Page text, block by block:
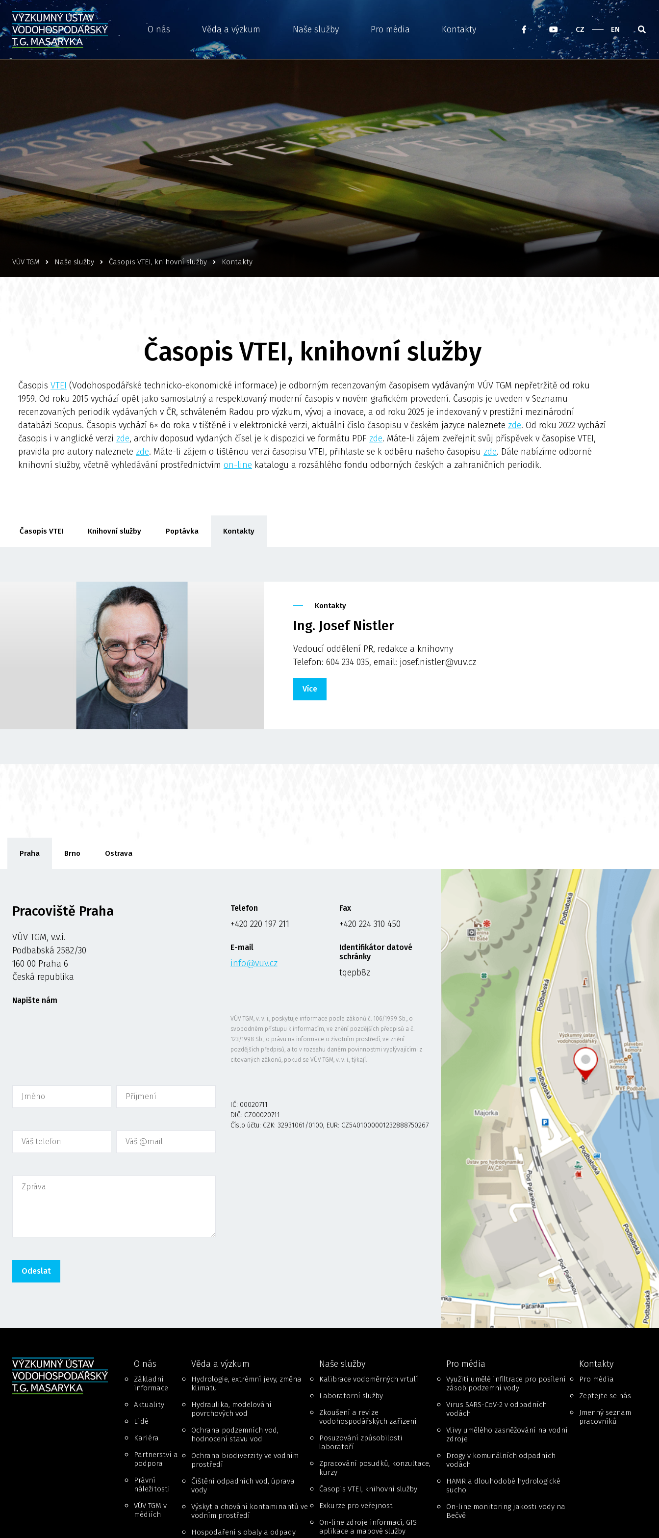
O nás Věda a výzkum Naše služby Pro média Kontakty CZ EN
VÚV TGM Naše služby Časopis VTEI, knihovní služby Kontakty
Časopis VTEI, knihovní služby
Časopis VTEI (Vodohospodářské technicko-ekonomické informace) je odborným recenzovaným časopisem vydávaným VÚV TGM nepřetržitě od roku
1959. Od roku 2015 vychází opět jako samostatný a respektovaný moderní časopis v novém grafickém provedení. Časopis je uveden v Seznamu
recenzovaných periodik vydávaných v ČR, schváleném Radou pro výzkum, vývoj a inovace, a od roku 2025 je indexovaný v prestižní mezinárodní
databázi Scopus. Časopis vychází 6× do roka v tištěné i v elektronické verzi, aktuální číslo časopisu v českém jazyce naleznete zde. Od roku 2022 vychází
časopis i v anglické verzi zde, archiv doposud vydaných čísel je k dispozici ve formátu PDF zde. Máte-li zájem zveřejnit svůj příspěvek v časopise VTEI,
pravidla pro autory naleznete zde. Máte-li zájem o tištěnou verzi časopisu VTEI, přihlaste se k odběru našeho časopisu zde. Dále nabízíme odborné
knihovní služby, včetně vyhledávání prostřednictvím on-line katalogu a rozsáhlého fondu odborných českých a zahraničních periodik.
Časopis VTEI Knihovní služby Poptávka Kontakty
Kontakty
Ing. Josef Nistler
Vedoucí oddělení PR, redakce a knihovny
Telefon: 604 234 035, email: josef.nistler@vuv.cz
Více
Praha Brno Ostrava
Pracoviště Praha
VÚV TGM, v.v.i.
Podbabská 2582/30
160 00 Praha 6
Česká republika
Napište nám
Telefon
+420 220 197 211
E-mail
info@vuv.cz
Fax
+420 224 310 450
Identifikátor datové
schránky
tqepb8z
VÚV TGM, v. v. i., poskytuje informace podle zákonů č. 106/1999 Sb., o
svobodném přístupu k informacím, ve znění pozdějších předpisů a č.
123/1998 Sb., o právu na informace o životním prostředí, ve znění
pozdějších předpisů, a to v rozsahu daném povinnostmi vyplývajícími z
citovaných zákonů, pokud se VÚV TGM, v. v. i., týkají.
IČ: 00020711
DIČ: CZ00020711
Číslo účtu: CZK: 32931061/0100, EUR: CZ5401000001232888750267
O nás
Základní
informace
Aktuality
Lidé
Kariéra
Partnerství a
podpora
Právní
náležitosti
VÚV TGM v
médiích
Věda a výzkum
Hydrologie, extrémní jevy, změna
klimatu
Hydraulika, modelování
povrchových vod
Ochrana podzemních vod,
hodnocení stavu vod
Ochrana biodiverzity ve vodním
prostředí
Čištění odpadních vod, úprava
vody
Výskyt a chování kontaminantů ve
vodním prostředí
Hospodaření s obaly a odpady
Naše služby
Kalibrace vodoměrných vrtulí
Laboratorní služby
Zkoušení a revize
vodohospodářských zařízení
Posuzování způsobilosti
laboratoří
Zpracování posudků, konzultace,
kurzy
Časopis VTEI, knihovní služby
Exkurze pro veřejnost
On-line zdroje informací, GIS
aplikace a mapové služby
Pro média
Využití umělé infiltrace pro posílení
zásob podzemní vody
Virus SARS-CoV-2 v odpadních
vodách
Vlivy umělého zasněžování na vodní
zdroje
Drogy v komunálních odpadních
vodách
HAMR a dlouhodobé hydrologické
sucho
On-line monitoring jakosti vody na
Bečvě
Kontakty
Pro média
Zeptejte se nás
Jmenný seznam
pracovníků